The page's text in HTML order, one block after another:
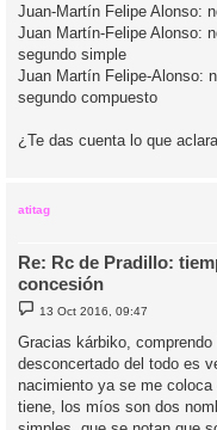
Juan-Martín Felipe Alonso:
Juan Martín-Felipe Alonso:
segundo simple
Juan Martín Felipe-Alonso:
segundo compuesto
¿Te das cuenta lo que
atitag
Re: Rc de Pradillo:
concesión
M
e
s
a
e
13 Oct 2016, 09:47
Gracias kárbiko,
desconcertado del todo es
nacimiento ya se me
tiene, los míos son dos